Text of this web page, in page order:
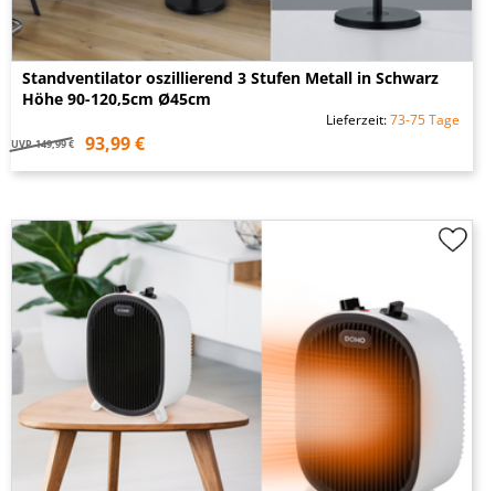
Standventilator oszillierend 3 Stufen Metall in Schwarz
Höhe 90-120,5cm Ø45cm
Lieferzeit:73-75 Tage
UVP 149,99 € 93,99 €